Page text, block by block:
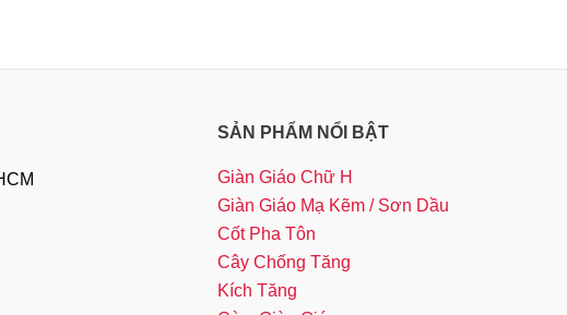
SẢN PHẨM NỔI BẬT
Giàn Giáo Chữ H
Giàn Giáo Mạ Kẽm / Sơn Dầu
Cốt Pha Tôn
Cây Chống Tăng
Kích Tăng